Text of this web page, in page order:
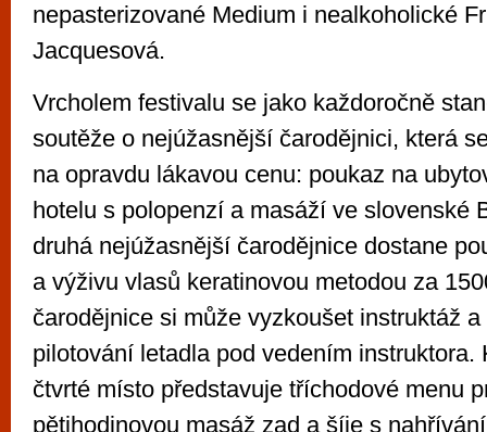
nepasterizované Medium i nealkoholické
Jacquesová.
Vrcholem festivalu se jako každoročně
soutěže o nejúžasnější čarodějnici, která
na opravdu lákavou cenu: poukaz na
hotelu s polopenzí a masáží ve slovenské
druhá nejúžasnější čarodějnice dostane
a výživu vlasů keratinovou metodou za
čarodějnice si může vyzkoušet instruktáž
pilotování letadla pod vedením instruktora.
čtvrté místo představuje tříchodové menu
pětihodinovou masáž zad a šíje s